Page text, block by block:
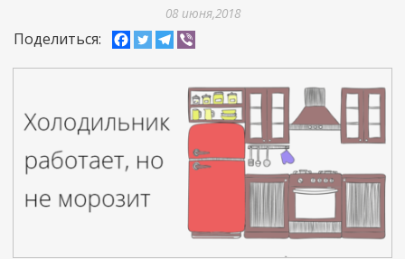
08 июня,2018
Поделиться: